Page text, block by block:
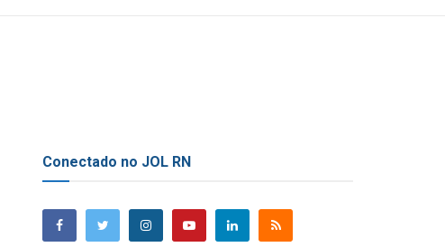
Conectado no JOL RN